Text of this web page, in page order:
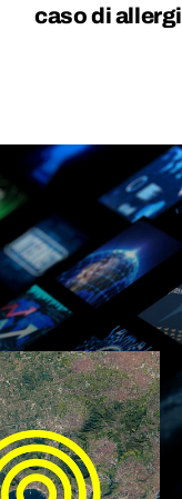
caso di